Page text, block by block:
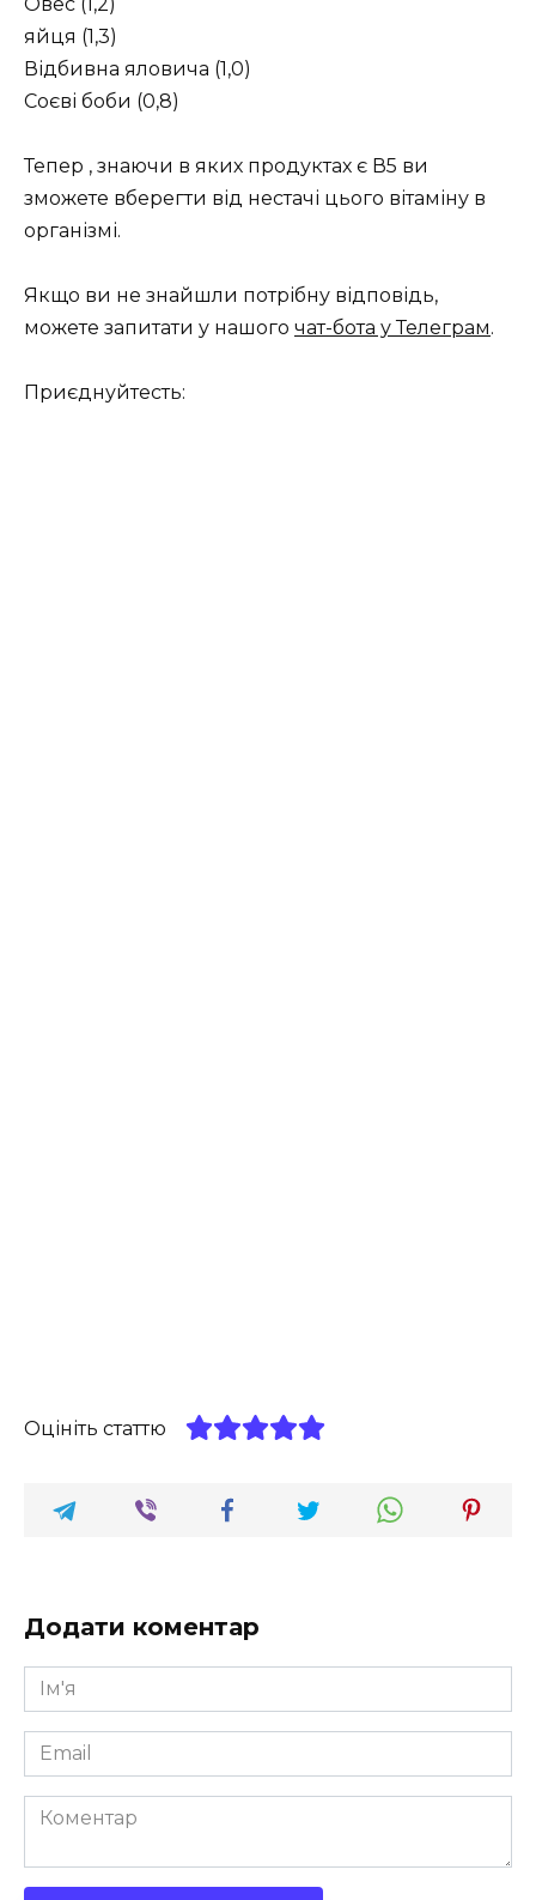
яйця (1,3)
Відбивна яловича (1,0)
Соєві боби (0,8)
Тепер , знаючи в яких продуктах є В5 ви
зможете вберегти від нестачі цього вітаміну в
організмі.
Якщо ви не знайшли потрібну відповідь,
можете запитати у нашого чат-бота у Телеграм.
Приєднуйтесть:
Оцініть статтю
Додати коментар
Ім'я
*
Email
*
Коментар